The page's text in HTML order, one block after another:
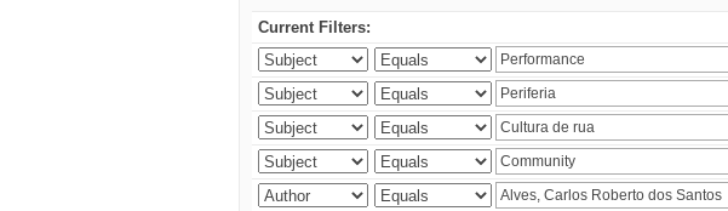
Current Filters: